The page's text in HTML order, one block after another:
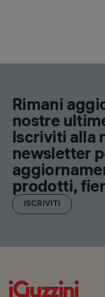
Rimani
nostre
Iscriviti alla
newsletter
prodotti,
ISCRIVITI